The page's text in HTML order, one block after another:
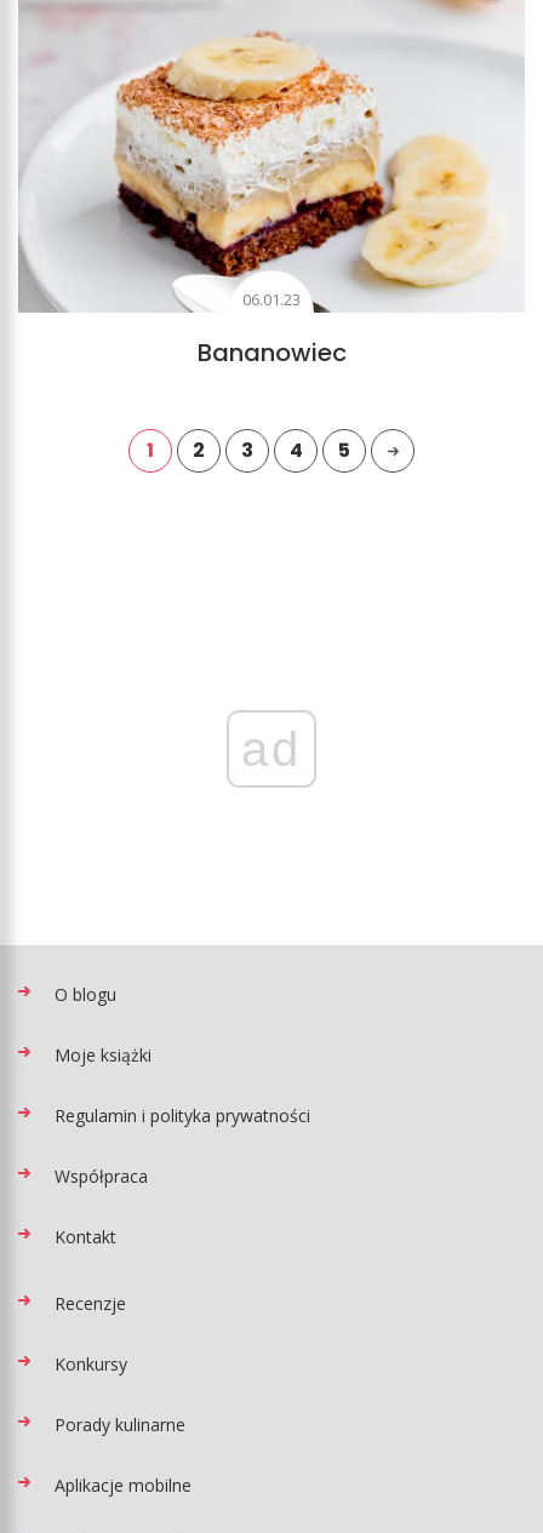
06.01.23
Bananowiec
1 2 3 4 5
ad
O blogu
Moje książki
Regulamin i polityka prywatności
Współpraca
Kontakt
Recenzje
Konkursy
Porady kulinarne
Aplikacje mobilne